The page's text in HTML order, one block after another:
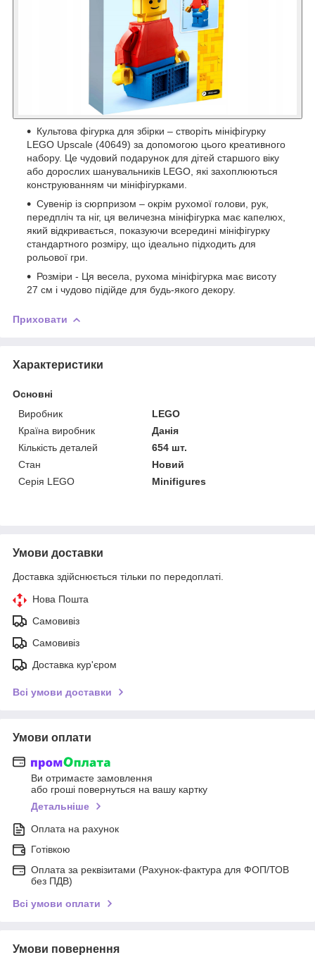
Культова фігурка для збірки – створіть мініфігурку
LEGO Upscale (40649) за допомогою цього креативного
набору. Це чудовий подарунок для дітей старшого віку
або дорослих шанувальників LEGO, які захоплюються
конструюванням чи мініфігурками.
Сувенір із сюрпризом – окрім рухомої голови, рук,
передпліч та ніг, ця величезна мініфігурка має капелюх,
який відкривається, показуючи всередині мініфігурку
стандартного розміру, що ідеально підходить для
рольової гри.
Розміри - Ця весела, рухома мініфігурка має висоту
27 см і чудово підійде для будь-якого декору.
Приховати
Характеристики
Основні
Виробник
LEGO
Країна виробник
Данія
Кількість деталей
654 шт.
Стан
Новий
Серія LEGO
Minifigures
Умови доставки
Доставка здійснюється тільки по передоплаті.
Нова Пошта
Самовивіз
Самовивіз
Доставка кур'єром
Всі умови доставки
Умови оплати
Ви отримаєте замовлення
або гроші повернуться на вашу картку
Детальніше
Оплата на рахунок
Готівкою
Оплата за реквізитами (Рахунок-фактура для ФОП/ТОВ
без ПДВ)
Всі умови оплати
Умови повернення